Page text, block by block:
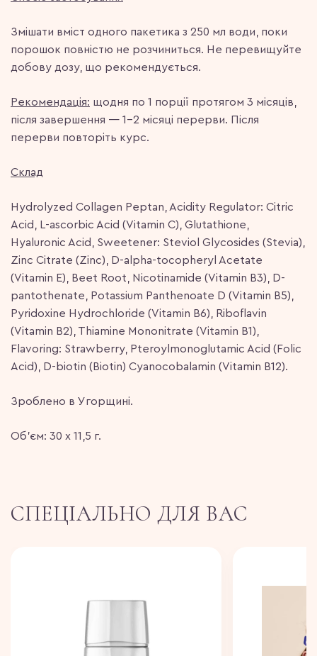
Змішати вміст одного пакетика з 250 мл води, поки
порошок повністю не розчиниться. Не перевищуйте
добову дозу, що рекомендується.
Рекомендація: щодня по 1 порції протягом 3 місяців,
після завершення — 1-2 місяці перерви. Після
перерви повторіть курс.
Склад
Hydrolyzed Collagen Peptan, Acidity Regulator: Citric
Acid, L-ascorbic Acid (Vitamin C), Glutathione,
Hyaluronic Acid, Sweetener: Steviol Glycosides (Stevia),
Zinc Citrate (Zinc), D-alpha-tocopheryl Acetate
(Vitamin E), Beet Root, Nicotinamide (Vitamin B3), D-
pantothenate, Potassium Panthenoate D (Vitamin B5),
Pyridoxine Hydrochloride (Vitamin B6), Riboflavin
(Vitamin B2), Thiamine Mononitrate (Vitamin B1),
Flavoring: Strawberry, Pteroylmonoglutamic Acid (Folic
Acid), D-biotin (Biotin) Cyanocobalamin (Vitamin B12).
Зроблено в Угорщині.
Об’єм: 30 х 11,5 г.
СПЕЦІАЛЬНО ДЛЯ ВАС